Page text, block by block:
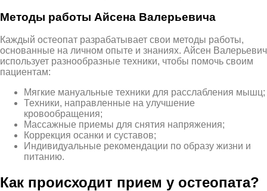
Методы работы Айсена Валерьевича
Каждый остеопат разрабатывает свои методы работы,
основанные на личном опыте и знаниях. Айсен Валерьевич
использует разнообразные техники, чтобы помочь своим
пациентам:
Мягкие мануальные техники для расслабления мышц;
Техники, направленные на улучшение
кровообращения;
Массажные приемы для снятия напряжения;
Коррекция осанки и суставов;
Индивидуальные рекомендации по образу жизни и
питанию.
Как происходит прием у остеопата?